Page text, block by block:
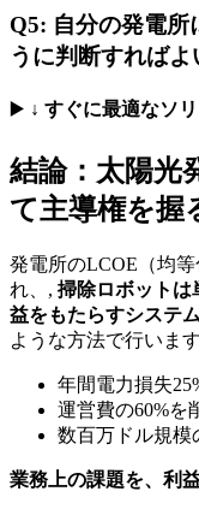
Q5: 自分の発電所
うに判断すればよ
▶️ ↓ すぐに最適なソ
結論：太陽光
て主導権を握
発電所のLCOE（均
れ、, 掃除ロボットは
益をもたらすシステ
ような方法で行います
年間電力損失
運営費の60%を
数百万ドル規模
業務上の課題を、利